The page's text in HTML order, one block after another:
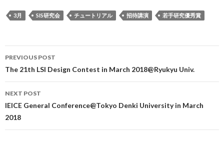
3月 SIS研究会 チュートリアル 招待講演 若手研究優秀賞
Post
navigation
PREVIOUS POST
The 21th LSI Design Contest in March 2018@Ryukyu Univ.
NEXT POST
IEICE General Conference@Tokyo Denki University in March
2018